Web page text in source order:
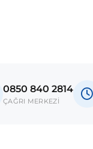
Sipariş
0850 840 2814
ÇAĞRI MERKEZİ